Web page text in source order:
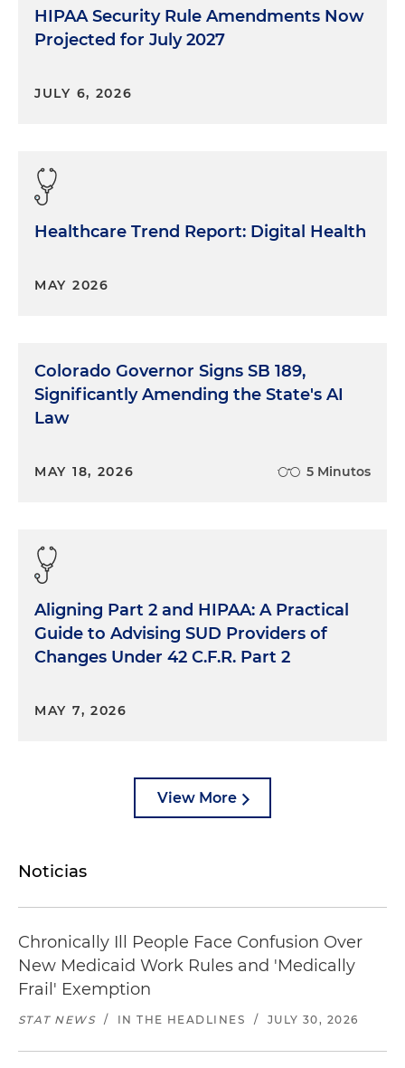
HIPAA Security Rule Amendments Now
Projected for July 2027
JULY 6, 2026
Healthcare Trend Report: Digital Health
MAY 2026
Colorado Governor Signs SB 189,
Significantly Amending the State's AI
Law
MAY 18, 2026 5 Minutos
Aligning Part 2 and HIPAA: A Practical
Guide to Advising SUD Providers of
Changes Under 42 C.F.R. Part 2
MAY 7, 2026
View More
Noticias
Chronically Ill People Face Confusion Over
New Medicaid Work Rules and 'Medically
Frail' Exemption
STAT NEWS / IN THE HEADLINES / JULY 30, 2026